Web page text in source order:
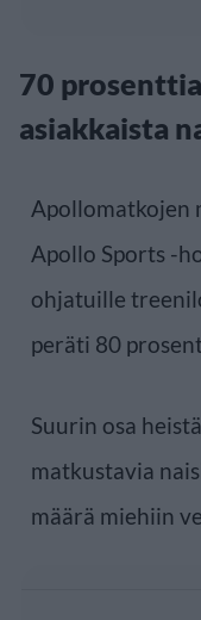
70
asiakkaista
Apollomatkojen
Apollo Sports -
ohjatuille
peräti 80
Suurin osa
matkustavia
määrä miehiin